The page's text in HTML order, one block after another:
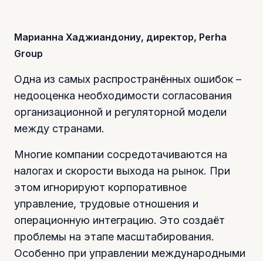
Марианна Хаджиандониу, директор, Perha
Group
Одна из самых распространённых ошибок –
недооценка необходимости согласования
организационной и регуляторной модели
между странами.
Многие компании сосредотачиваются на
налогах и скорости выхода на рынок. При
этом игнорируют корпоративное
управление, трудовые отношения и
операционную интеграцию. Это создаёт
проблемы на этапе масштабирования.
Особенно при управлении международными